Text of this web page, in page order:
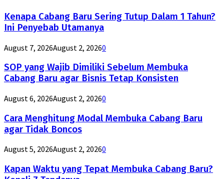
Kenapa Cabang Baru Sering Tutup Dalam 1 Tahun?
Ini Penyebab Utamanya
August 7, 2026August 2, 20260
SOP yang Wajib Dimiliki Sebelum Membuka
Cabang Baru agar Bisnis Tetap Konsisten
August 6, 2026August 2, 20260
Cara Menghitung Modal Membuka Cabang Baru
agar Tidak Boncos
August 5, 2026August 2, 20260
Kapan Waktu yang Tepat Membuka Cabang Baru?